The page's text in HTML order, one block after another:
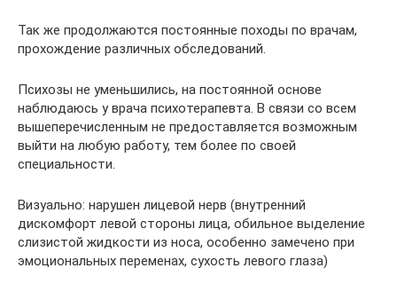
Так же продолжаются постоянные походы по врачам,
прохождение различных обследований.
Психозы не уменьшились, на постоянной основе
наблюдаюсь у врача психотерапевта. В связи со всем
вышеперечисленным не предоставляется возможным
выйти на любую работу, тем более по своей
специальности.
Визуально: нарушен лицевой нерв (внутренний
дискомфорт левой стороны лица, обильное выделение
слизистой жидкости из носа, особенно замечено при
эмоциональных переменах, сухость левого глаза)